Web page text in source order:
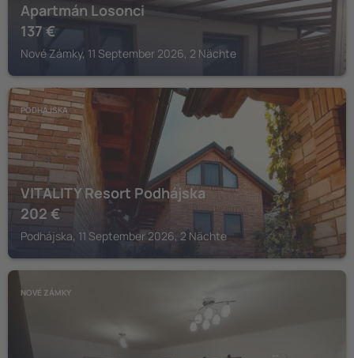
Apartmán Losonci
137 €
Nové Zámky, 11 September 2026, 2 Nächte
PODHÁJSKA
VITALITY Resort Podhájska
202 €
Podhájska, 11 September 2026, 2 Nächte
NOVÉ ZÁMKY